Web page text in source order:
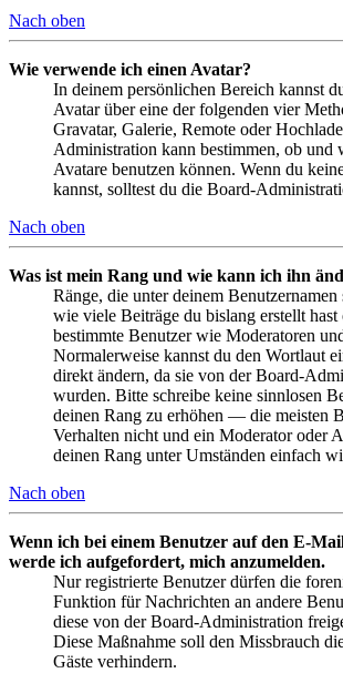
Nach oben
Wie verwende ich einen Avatar?
In deinem persönlichen Bereich kannst
Avatar über eine der folgenden vier
Gravatar, Galerie, Remote oder
Administration kann bestimmen, ob und
Avatare benutzen können. Wenn du
kannst, solltest du die Board-
Nach oben
Was ist mein Rang und wie kann ich ihn
Ränge, die unter deinem Benutzernamen
wie viele Beiträge du bislang erstellt
bestimmte Benutzer wie Moderatoren
Normalerweise kannst du den Wortlaut
direkt ändern, da sie von der Board-
wurden. Bitte schreibe keine sinnlosen
deinen Rang zu erhöhen — die meisten
Verhalten nicht und ein Moderator oder
deinen Rang unter Umständen einfach
Nach oben
Wenn ich bei einem Benutzer auf den E-
werde ich aufgefordert, mich anzumelden.
Nur registrierte Benutzer dürfen die
Funktion für Nachrichten an andere
diese von der Board-Administration
Diese Maßnahme soll den Missbrauch
Gäste verhindern.